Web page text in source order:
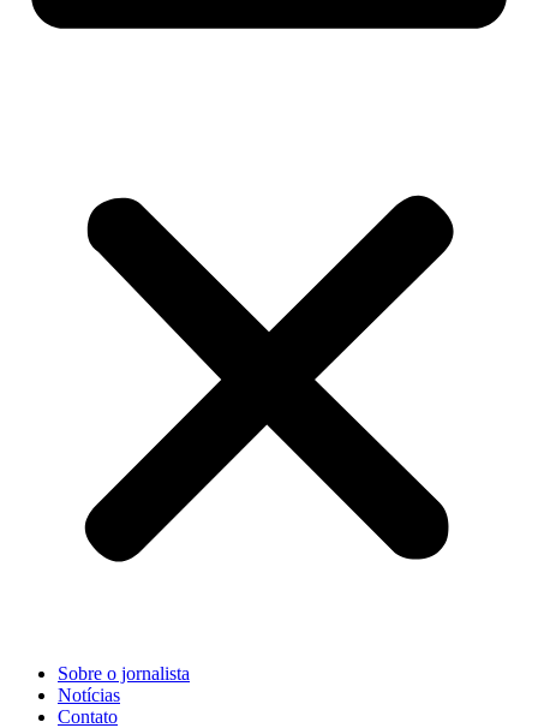
Sobre o jornalista
Notícias
Contato